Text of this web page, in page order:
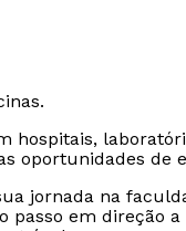
hospitais,
oportunidades de
jornada na
passo em direção